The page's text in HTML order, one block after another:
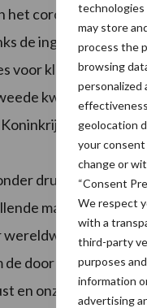
technologies
may store
process the
browsing
personalized
geolocation
your consent
change or
“Consent
We respect
with a
third-party
purposes
information
advertising
coronavirus en
de ingestelde
voor klanten
kwartaal de
en in
druk om de
maatregelen in
door de overheid
en onzekerheid in